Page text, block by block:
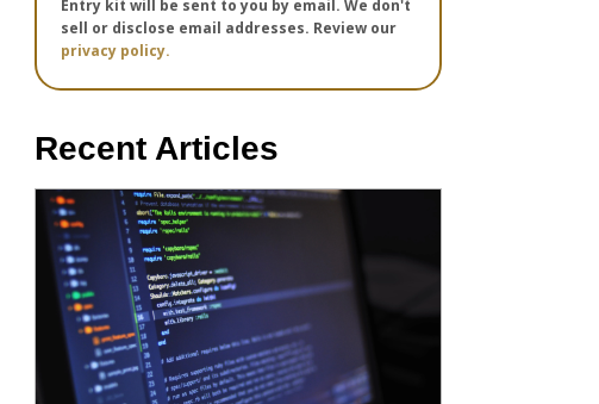
Entry kit will be sent to you by email. We don't
sell or disclose email addresses. Review our
privacy policy.
Recent Articles